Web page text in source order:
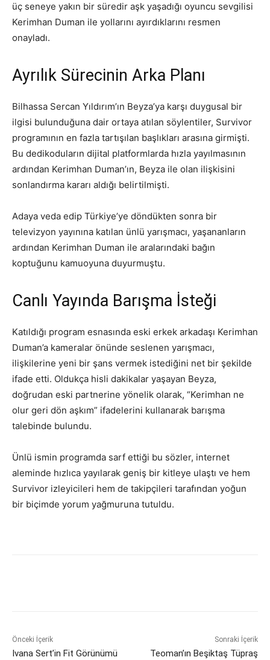
üç seneye yakın bir süredir aşk yaşadığı oyuncu sevgilisi
Kerimhan Duman ile yollarını ayırdıklarını resmen
onayladı.
Ayrılık Sürecinin Arka Planı
Bilhassa Sercan Yıldırım’ın Beyza’ya karşı duygusal bir
ilgisi bulunduğuna dair ortaya atılan söylentiler, Survivor
programının en fazla tartışılan başlıkları arasına girmişti.
Bu dedikoduların dijital platformlarda hızla yayılmasının
ardından Kerimhan Duman’ın, Beyza ile olan ilişkisini
sonlandırma kararı aldığı belirtilmişti.
Adaya veda edip Türkiye’ye döndükten sonra bir
televizyon yayınına katılan ünlü yarışmacı, yaşananların
ardından Kerimhan Duman ile aralarındaki bağın
koptuğunu kamuoyuna duyurmuştu.
Canlı Yayında Barışma İsteği
Katıldığı program esnasında eski erkek arkadaşı Kerimhan
Duman’a kameralar önünde seslenen yarışmacı,
ilişkilerine yeni bir şans vermek istediğini net bir şekilde
ifade etti. Oldukça hisli dakikalar yaşayan Beyza,
doğrudan eski partnerine yönelik olarak, “Kerimhan ne
olur geri dön aşkım” ifadelerini kullanarak barışma
talebinde bulundu.
Ünlü ismin programda sarf ettiği bu sözler, internet
aleminde hızlıca yayılarak geniş bir kitleye ulaştı ve hem
Survivor izleyicileri hem de takipçileri tarafından yoğun
bir biçimde yorum yağmuruna tutuldu.
Önceki İçerik
Ivana Sert’in Fit Görünümü
Sonraki İçerik
Teoman’ın Beşiktaş Tüpraş